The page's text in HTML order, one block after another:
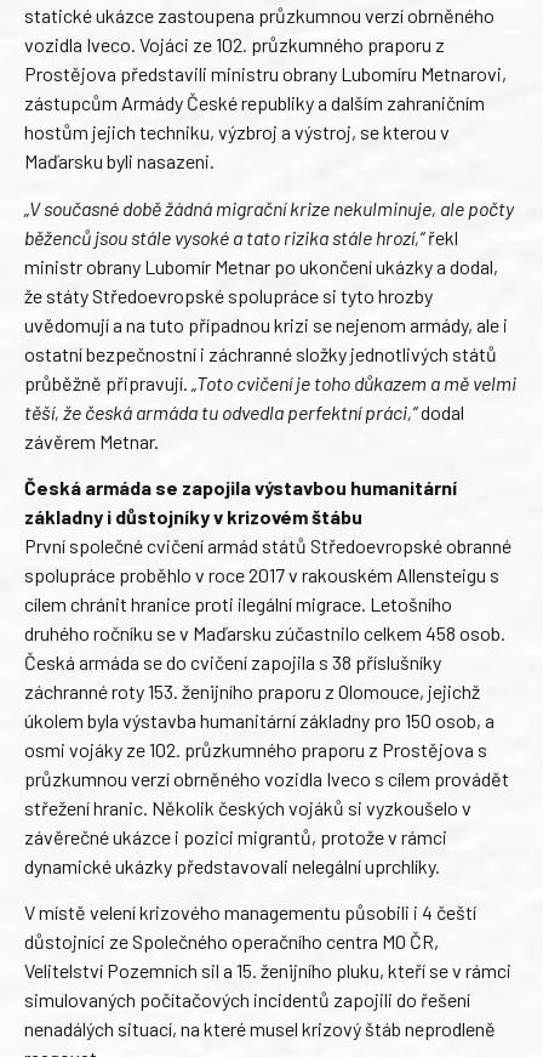
statické ukázce zastoupena průzkumnou verzí obrněného
vozidla Iveco. Vojáci ze 102. průzkumného praporu z
Prostějova představili ministru obrany Lubomíru Metnarovi,
zástupcům Armády České republiky a dalším zahraničním
hostům jejich techniku, výzbroj a výstroj, se kterou v
Maďarsku byli nasazeni.
„V současné době žádná migrační krize nekulminuje, ale počty
běženců jsou stále vysoké a tato rizika stále hrozí,“řekl
ministr obrany Lubomír Metnar po ukončení ukázky a dodal,
že státy Středoevropské spolupráce si tyto hrozby
uvědomují a na tuto případnou krizi se nejenom armády, ale i
ostatní bezpečnostní i záchranné složky jednotlivých států
průběžně připravují.
„Toto cvičení je toho důkazem a mě velmi
těší, že česká armáda tu odvedla perfektní práci,“dodal
závěrem Metnar.
Česká armáda se zapojila výstavbou humanitární
základny i důstojníky v krizovém štábu
První společné cvičení armád států Středoevropské obranné
spolupráce proběhlo v roce 2017 v rakouském Allensteigu s
cílem chránit hranice proti ilegální migrace. Letošního
druhého ročníku se v Maďarsku zúčastnilo celkem 458 osob.
Česká armáda se do cvičení zapojila s 38 příslušníky
záchranné roty 153. ženijního praporu z Olomouce, jejichž
úkolem byla výstavba humanitární základny pro 150 osob, a
osmi vojáky ze 102. průzkumného praporu z Prostějova s
průzkumnou verzí obrněného vozidla Iveco s cílem provádět
střežení hranic. Několik českých vojáků si vyzkoušelo v
závěrečné ukázce i pozici migrantů, protože v rámci
dynamické ukázky představovali nelegální uprchlíky.
V místě velení krizového managementu působili i 4 čeští
důstojníci ze Společného operačního centra MO ČR,
Velitelství Pozemních sil a 15. ženijního pluku, kteří se v rámci
simulovaných počítačových incidentů zapojili do řešení
nenadálých situací, na které musel krizový štáb neprodleně